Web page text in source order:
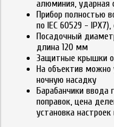
алюминия,
Прибор полностью
по IEC 60529 -
Посадочный
длина 120 мм
Защитные крышки
На объектив можно
ночную насадку
Барабанчики ввода
поправок, цена
установка